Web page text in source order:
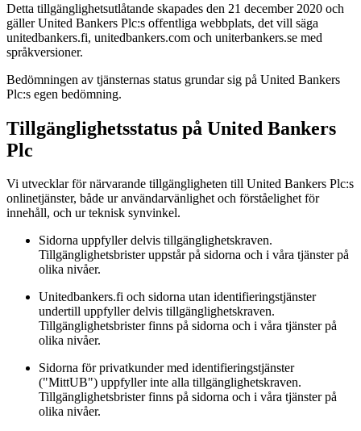
Detta tillgänglighetsutlåtande skapades den 21 december 2020 och
gäller United Bankers Plc:s offentliga webbplats, det vill säga
unitedbankers.fi, unitedbankers.com och uniterbankers.se med
språkversioner.
Bedömningen av tjänsternas status grundar sig på United Bankers
Plc:s egen bedömning.
Tillgänglighetsstatus på United Bankers
Plc
Vi utvecklar för närvarande tillgängligheten till United Bankers Plc:s
onlinetjänster, både ur användarvänlighet och förståelighet för
innehåll, och ur teknisk synvinkel.
Sidorna uppfyller delvis tillgänglighetskraven.
Tillgänglighetsbrister uppstår på sidorna och i våra tjänster på
olika nivåer.
Unitedbankers.fi och sidorna utan identifieringstjänster
undertill uppfyller delvis tillgänglighetskraven.
Tillgänglighetsbrister finns på sidorna och i våra tjänster på
olika nivåer.
Sidorna för privatkunder med identifieringstjänster
("MittUB") uppfyller inte alla tillgänglighetskraven.
Tillgänglighetsbrister finns på sidorna och i våra tjänster på
olika nivåer.